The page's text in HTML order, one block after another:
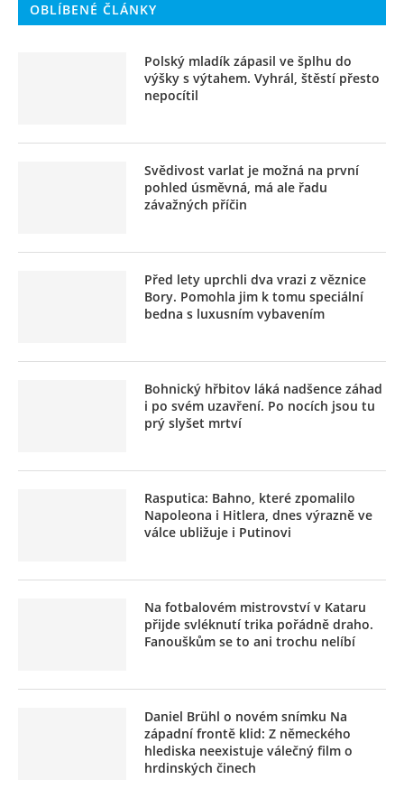
OBLÍBENÉ ČLÁNKY
Polský mladík zápasil ve šplhu do
výšky s výtahem. Vyhrál, štěstí přesto
nepocítil
Svědivost varlat je možná na první
pohled úsměvná, má ale řadu
závažných příčin
Před lety uprchli dva vrazi z věznice
Bory. Pomohla jim k tomu speciální
bedna s luxusním vybavením
Bohnický hřbitov láká nadšence záhad
i po svém uzavření. Po nocích jsou tu
prý slyšet mrtví
Rasputica: Bahno, které zpomalilo
Napoleona i Hitlera, dnes výrazně ve
válce ubližuje i Putinovi
Na fotbalovém mistrovství v Kataru
přijde svléknutí trika pořádně draho.
Fanouškům se to ani trochu nelíbí
Daniel Brühl o novém snímku Na
západní frontě klid: Z německého
hlediska neexistuje válečný film o
hrdinských činech